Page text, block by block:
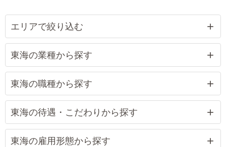
エリアで絞り込む
東海の業種から探す
東海の職種から探す
東海の待遇・こだわりから探す
東海の雇用形態から探す